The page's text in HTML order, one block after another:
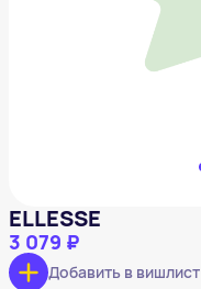
ELLESSE
3 079 ₽
Добавить в вишлист